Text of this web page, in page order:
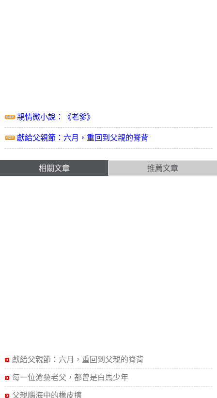
親情微小說：《老爹》
獻給父親節：六月，重回到父親的脊背
相關文章 推薦文章
獻給父親節：六月，重回到父親的脊背
每一位滄桑老父，都曾是白馬少年
父親腦海中的橡皮擦